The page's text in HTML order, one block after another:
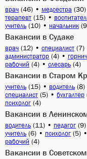
врач (46) • медсестра (30)
терапевт (15) •
учитель (10) • начальник
Вакансии в Судаке
врач (12) • специалист (7)
администратор (4) •
рабочий (4) • слесарь (4)
Вакансии в Старом
учитель (15) • водитель (8)
специалист (5) • бухгалтер
психолог (4)
Вакансии в
водитель (11) • педагог (9)
учитель (6) • психолог (5) •
рабочий (4)
Вакансии в